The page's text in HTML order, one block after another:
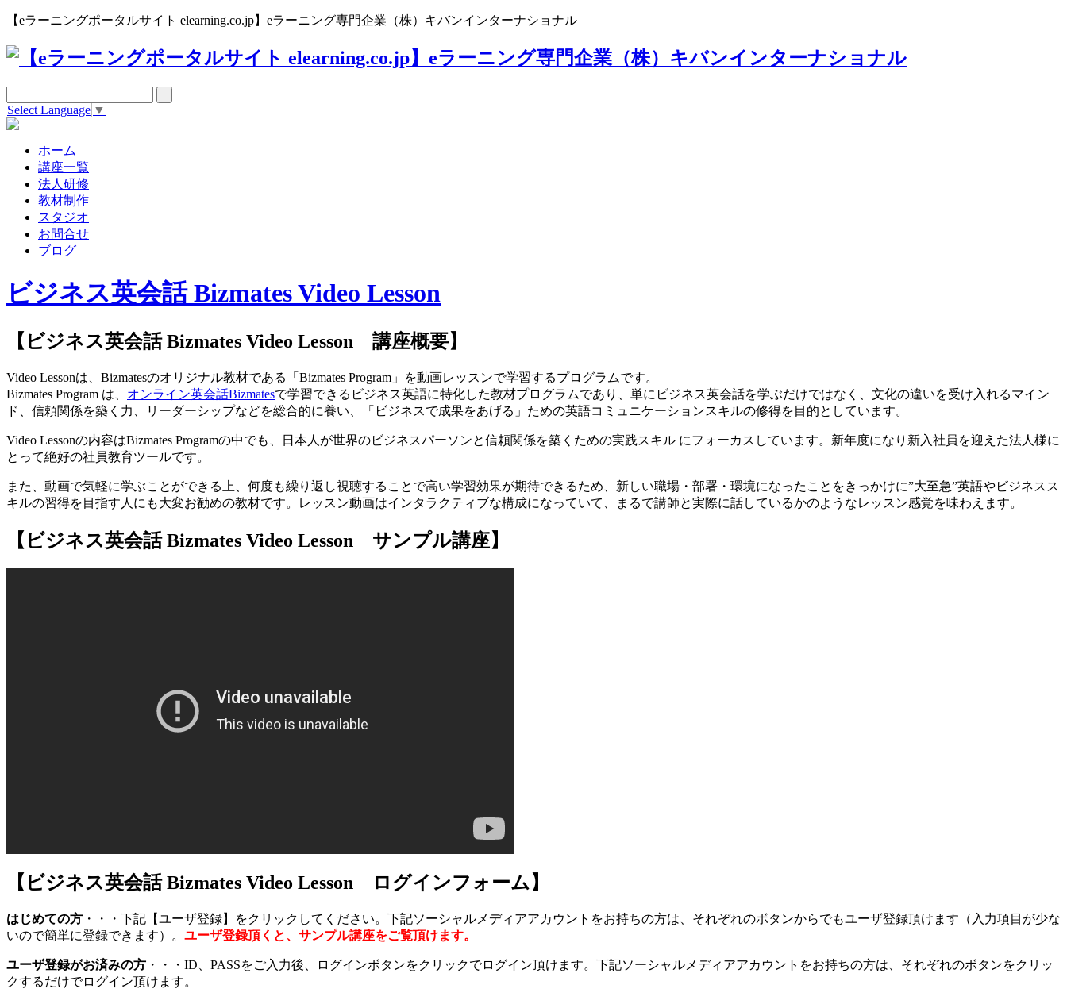
【eラーニングポータルサイト elearning.co.jp】eラーニング専門企業（株）キバンインターナショナル
Select Language ▼
ホーム
講座一覧
法人研修
教材制作
スタジオ
お問合せ
ブログ
ビジネス英会話 Bizmates Video Lesson
【ビジネス英会話 Bizmates Video Lesson 講座概要】
Video Lessonは、Bizmatesのオリジナル教材である「Bizmates Program」を動画レッスンで学習するプログラムです。
Bizmates Program は、 オンライン英会話Bizmatesで学習できるビジネス英語に特化した教材プログラムであり、単にビジネス英会話を学ぶだけではなく、文化の違いを受け入れるマイン
ド、信頼関係を築く力、リーダーシップなどを総合的に養い、「ビジネスで成果をあげる」ための英語コミュニケーションスキルの修得を目的としています。
Video Lessonの内容はBizmates Programの中でも、日本人が世界のビジネスパーソンと信頼関係を築くための実践スキル にフォーカスしています。新年度になり新入社員を迎えた法人様に
とって絶好の社員教育ツールです。
また、動画で気軽に学ぶことができる上、何度も繰り返し視聴することで高い学習効果が期待できるため、新しい職場・部署・環境になったことをきっかけに”大至急”英語やビジネスス
キルの習得を目指す人にも大変お勧めの教材です。レッスン動画はインタラクティブな構成になっていて、まるで講師と実際に話しているかのようなレッスン感覚を味わえます。
【ビジネス英会話 Bizmates Video Lesson サンプル講座】
【ビジネス英会話 Bizmates Video Lesson ログインフォーム】
はじめての方 ・・・下記【ユーザ登録】をクリックしてください。下記ソーシャルメディアアカウントをお持ちの方は、それぞれのボタンからでもユーザ登録頂けます（入力項目が少な
いので簡単に登録できます）。 ユーザ登録頂くと、サンプル講座をご覧頂けます。
ユーザ登録がお済みの方 ・・・ID、PASSをご入力後、ログインボタンをクリックでログイン頂けます。下記ソーシャルメディアアカウントをお持ちの方は、それぞれのボタンをクリッ
クするだけでログイン頂けます。